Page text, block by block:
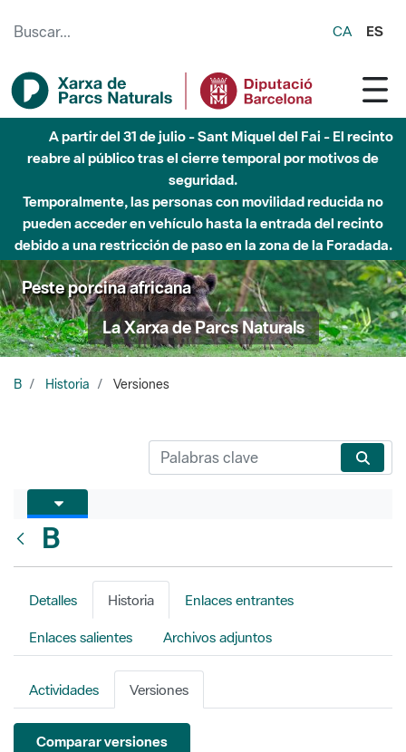
CA ES
A partir del 31 de julio - Sant Miquel del Fai - El recinto
reabre al público tras el cierre temporal por motivos de
seguridad.
Temporalmente, las personas con movilidad reducida no
pueden acceder en vehículo hasta la entrada del recinto
debido a una restricción de paso en la zona de la Foradada.
Peste porcina africana
La Xarxa de Parcs Naturals
B Historia Versiones
B
Detalles Historia Enlaces entrantes
Enlaces salientes Archivos adjuntos
Actividades Versiones
Comparar versiones